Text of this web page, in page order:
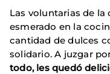
Las voluntarias de la
esmerado en la
cantidad de dulces
solidario. A juzgar
todo, les quedó